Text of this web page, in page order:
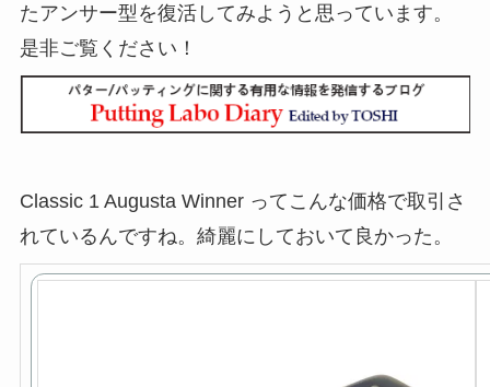
たアンサー型を復活してみようと思っています。
是非ご覧ください！
Classic 1 Augusta Winner ってこんな価格で取引さ
れているんですね。綺麗にしておいて良かった。